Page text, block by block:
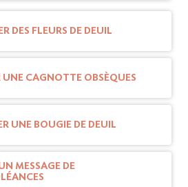
DES FLEURS DE DEUIL
UNE CAGNOTTE OBSÈQUES
UNE BOUGIE DE DEUIL
MESSAGE DE